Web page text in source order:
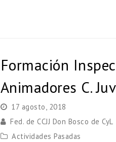
Formación
Animadores C.
17 agosto, 2018
Fed. de CCJJ Don Bosco de CyL
Actividades Pasadas